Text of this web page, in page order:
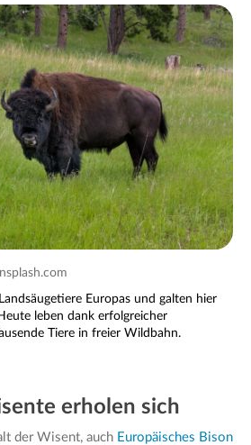
Europas und galten hier
leben dank erfolgreicher
Tiere in freier Wildbahn.
erholen sich
der Wisent, auch Europäisches Bison